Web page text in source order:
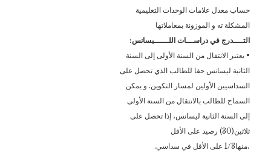
حساب معدل علامات الوحدات التعليمية
المشكلة ته و الموزونة بمعاملاتها
التــــدرج في دراســـات اللــــــيسانس:
• يعتبر الانتقال من السنة الأولى إلى السنة
الثانية ليسانس حقا للطالب الذي تحصل على
السداسيين الأولين لمسار التكوين. و يمكن
السماح للطالب بالانتقال من السنة الأولى
إلى السنة الثانية ليسانس، إذا تحصل على
ثلاثين(30) رصيد على الأقل
،منها1/3 على الأقل في سداسي.